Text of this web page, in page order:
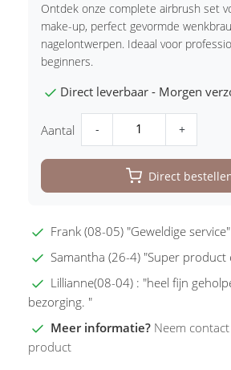
Ontdek onze complete airbrush set
make-up, perfect gevormde
nagelontwerpen. Ideaal voor
beginners.
Direct leverbaar - Morgen
Aantal - +
Direct
Frank (08-05) "Geweldige service"
Samantha (26-4) "Super product
Lillianne(08-04) : "heel fijn
bezorging. "
Meer informatie? Neem
product